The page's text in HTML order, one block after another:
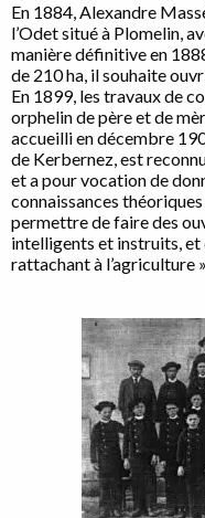
En 1884, Alexandre
l’Odet situé à Plomelin,
manière définitive en
de 210 ha, il souhaite
En 1899, les travaux de
orphelin de père et de
accueilli en décembre
de Kerbernez, est
et a pour vocation de
connaissances
permettre de faire des
intelligents et instruits, et
rattachant à l’agriculture